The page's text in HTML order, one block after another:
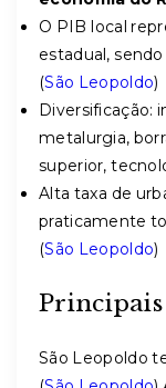
O PIB local
estadual,
(São Leopoldo)
Diversificação:
metalurgia,
superior,
Alta taxa de
praticamente
(São Leopoldo)
São Leopoldo